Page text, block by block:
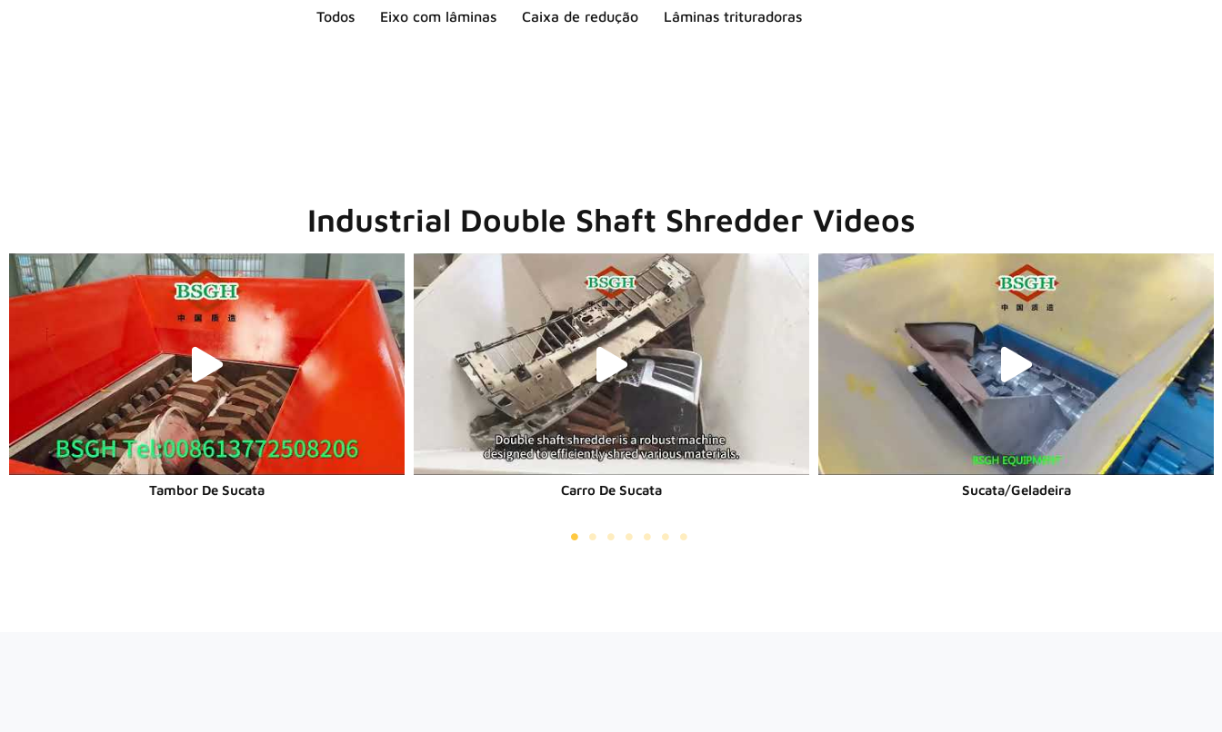
Todos Eixo com lâminas Caixa de redução Lâminas trituradoras
Industrial Double Shaft Shredder Videos
Tambor De Sucata Carro De Sucata Sucata/Geladeira